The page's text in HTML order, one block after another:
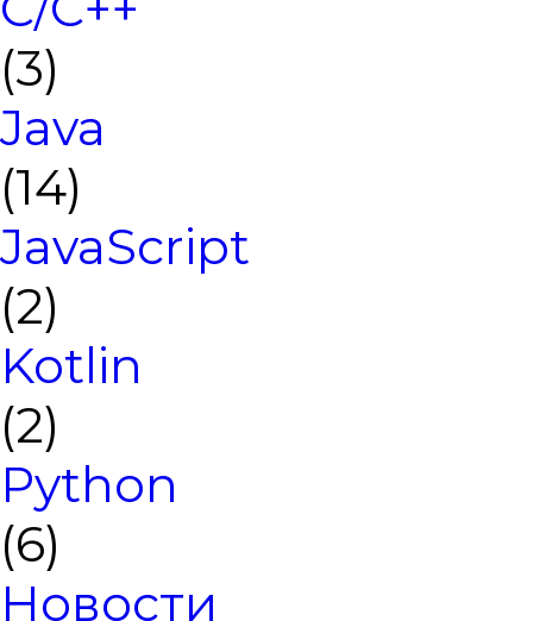
(3)
Java
(14)
JavaScript
(2)
Kotlin
(2)
Python
(6)
Новости